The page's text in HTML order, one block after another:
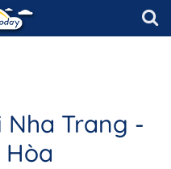
Nha Trang -
Hòa